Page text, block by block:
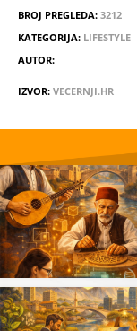
BROJ PREGLEDA: 3212
KATEGORIJA: LIFESTYLE
AUTOR:
IZVOR: VECERNJI.HR